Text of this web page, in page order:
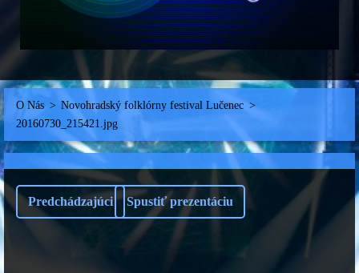
O Nás > Novohradský folklórny festival Lučenec >
20160730_215421.jpg
Predchádzajúci Spustiť prezentáciu